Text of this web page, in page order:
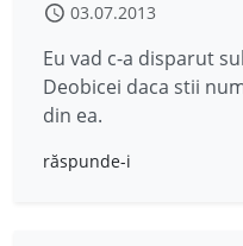
03.07.2013
Eu vad c-a disparut
Deobicei daca stii
din ea.
răspunde-i